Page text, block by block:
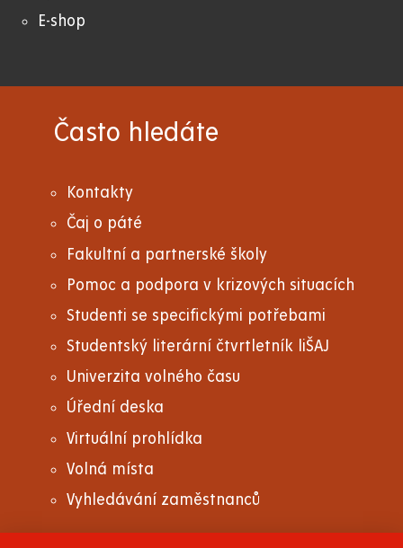
E-shop
Často hledáte
Kontakty
Čaj o páté
Fakultní a partnerské školy
Pomoc a podpora v krizových situacích
Studenti se specifickými potřebami
Studentský literární čtvrtletník liŠAJ
Univerzita volného času
Úřední deska
Virtuální prohlídka
Volná místa
Vyhledávání zaměstnanců